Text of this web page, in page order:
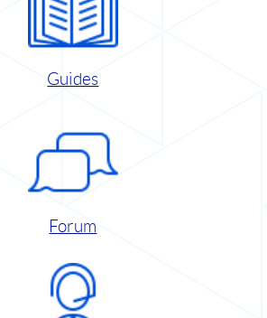
Guides
Forum